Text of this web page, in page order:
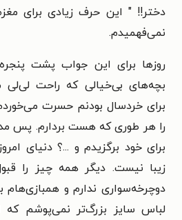
دختر!! " این حرف زیادی برای
نمی‌فهمیدم.
روزها برای این جواب پشت
بچه‌های بی‌خیالی که راحت لی‌لی
برای خردسال بودنم حسرت
را هر طوری که هست بردارم. پس
برای خود برگزیدم و ...؟ دنیای
زیبا نیست. دیگر همه چیز را
دوچرخه‌سواری ندارم و همبازی‌هام
لباس سایز بزرگ‌تر نمی‌پوشم که